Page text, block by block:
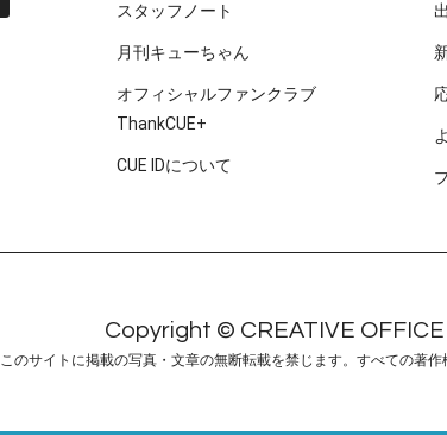
スタッフノート
月刊キューちゃん
オフィシャルファンクラブ
ThankCUE+
CUE IDについて
Copyright © CREATIVE
このサイトに掲載の写真・文章の無断転載を禁じます。すべての著